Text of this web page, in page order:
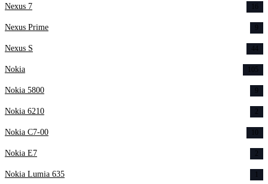
Nexus 7 16
Nexus Prime 9
Nexus S 44
Nokia 105
Nokia 5800 9
Nokia 6210 2
Nokia C7-00 10
Nokia E7 2
Nokia Lumia 635